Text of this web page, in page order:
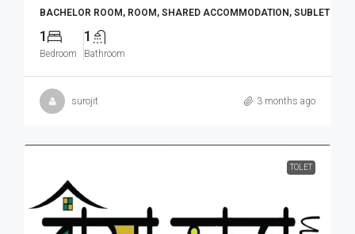
BACHELOR ROOM, ROOM, SHARED ACCOMMODATION, SUBLET
1
Bedroom
1
Bathroom
surojit 3 months ago
TOLET